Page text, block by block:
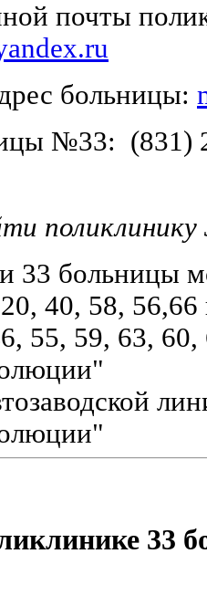
почты
больницы:
№33: (831)
поликлинику
33 больницы
40, 58,
55, 59, 63,
33